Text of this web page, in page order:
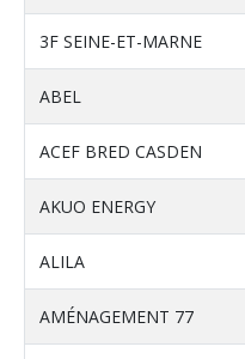
3F SEINE-ET-MARNE
ABEL
ACEF BRED CASDEN
AKUO ENERGY
ALILA
AMÉNAGEMENT 77